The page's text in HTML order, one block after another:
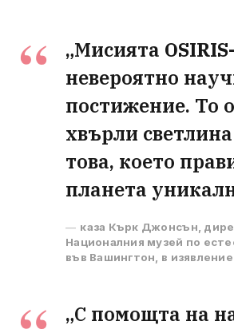
„Мисията
невероятно
постижение. То
хвърли
това, което
планета
каза Кърк Джонсън,
Националния музей по
във Вашингтон, в
„С помощта на